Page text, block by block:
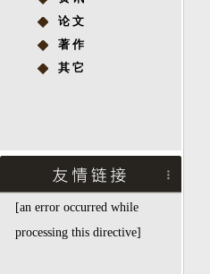
论 文
著 作
其 它
[an error occurred while
processing this directive]